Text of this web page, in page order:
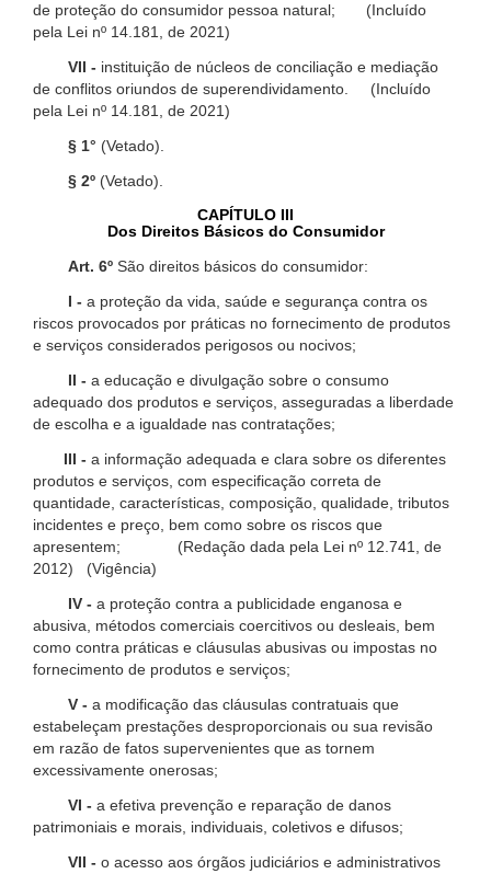
de proteção do consumidor pessoa natural; (Incluído
pela Lei nº 14.181, de 2021)
VII - instituição de núcleos de conciliação e mediação
de conflitos oriundos de superendividamento. (Incluído
pela Lei nº 14.181, de 2021)
§ 1° (Vetado).
§ 2º (Vetado).
CAPÍTULO III
Dos Direitos Básicos do Consumidor
Art. 6º São direitos básicos do consumidor:
I - a proteção da vida, saúde e segurança contra os
riscos provocados por práticas no fornecimento de produtos
e serviços considerados perigosos ou nocivos;
II - a educação e divulgação sobre o consumo
adequado dos produtos e serviços, asseguradas a liberdade
de escolha e a igualdade nas contratações;
III - a informação adequada e clara sobre os diferentes
produtos e serviços, com especificação correta de
quantidade, características, composição, qualidade, tributos
incidentes e preço, bem como sobre os riscos que
apresentem; (Redação dada pela Lei nº 12.741, de
2012) (Vigência)
IV - a proteção contra a publicidade enganosa e
abusiva, métodos comerciais coercitivos ou desleais, bem
como contra práticas e cláusulas abusivas ou impostas no
fornecimento de produtos e serviços;
V - a modificação das cláusulas contratuais que
estabeleçam prestações desproporcionais ou sua revisão
em razão de fatos supervenientes que as tornem
excessivamente onerosas;
VI - a efetiva prevenção e reparação de danos
patrimoniais e morais, individuais, coletivos e difusos;
VII - o acesso aos órgãos judiciários e administrativos